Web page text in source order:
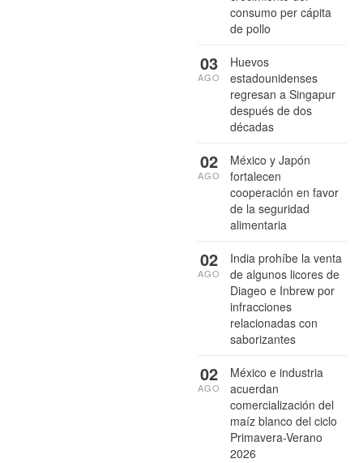
consumo per cápita
de pollo
Huevos
estadounidenses
regresan a Singapur
después de dos
décadas
03
AGO
México y Japón
fortalecen
cooperación en favor
de la seguridad
alimentaria
02
AGO
India prohíbe la venta
de algunos licores de
Diageo e Inbrew por
infracciones
relacionadas con
saborizantes
02
AGO
México e industria
acuerdan
comercialización del
maíz blanco del ciclo
Primavera-Verano
2026
02
AGO